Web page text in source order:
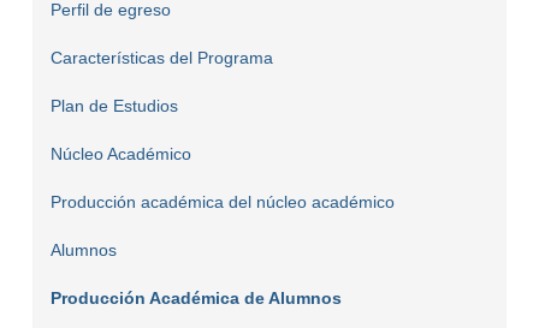
Perfil de egreso
Características del Programa
Plan de Estudios
Núcleo Académico
Producción académica del núcleo académico
Alumnos
Producción Académica de Alumnos